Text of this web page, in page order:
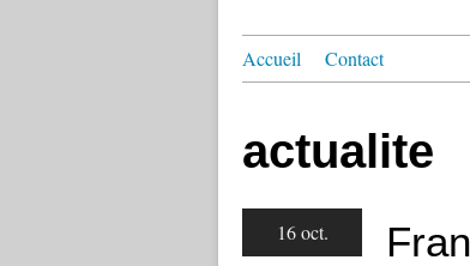
Accueil Contact
actualite
16 oct.